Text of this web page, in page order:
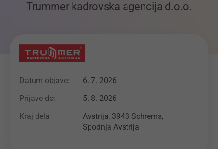
Trummer kadrovska agencija d.o.o.
Datum objave:
6. 7. 2026
Prijave do:
5. 8. 2026
Kraj dela
Avstrija, 3943 Schrems,
Spodnja Avstrija